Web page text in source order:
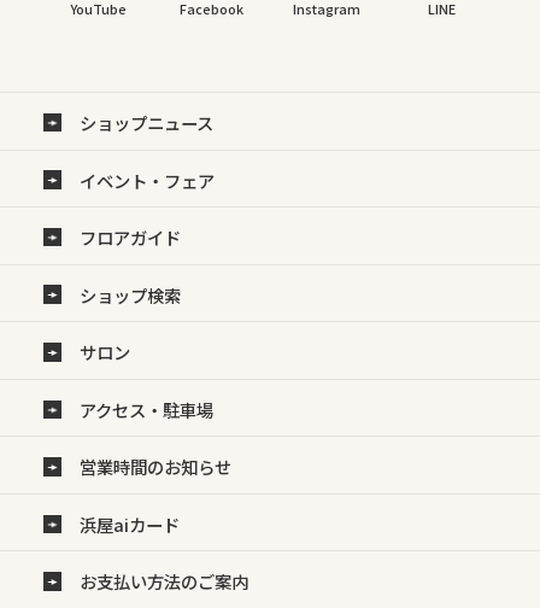
YouTube Facebook Instagram LINE
ショップニュース
イベント・フェア
フロアガイド
ショップ検索
サロン
アクセス・駐車場
営業時間のお知らせ
浜屋aiカード
お支払い方法のご案内